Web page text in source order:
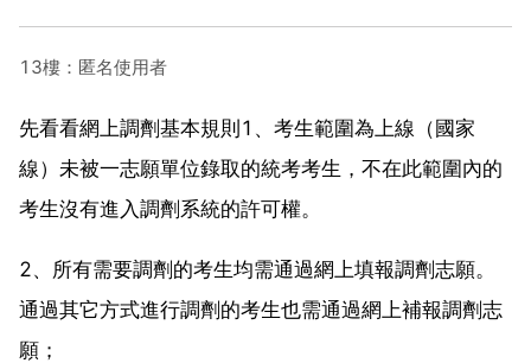
13樓：匿名使用者
先看看網上調劑基本規則1、考生範圍為上線（國家
線）未被一志願單位錄取的統考考生，不在此範圍內的
考生沒有進入調劑系統的許可權。
2、所有需要調劑的考生均需通過網上填報調劑志願。
通過其它方式進行調劑的考生也需通過網上補報調劑志
願；